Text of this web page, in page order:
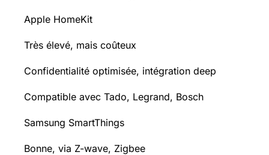
Apple HomeKit
Très élevé, mais coûteux
Confidentialité optimisée, intégration deep
Compatible avec Tado, Legrand, Bosch
Samsung SmartThings
Bonne, via Z-wave, Zigbee